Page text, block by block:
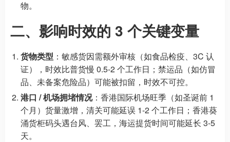
物。
二、影响时效的 3 个关键变量
货物类型 ：敏感货因需额外审核（如食品检疫、3C 认
证），时效比普货慢 0.5-2 个工作日；禁运品（如仿冒
品、未备案危险品）可能被扣留，时效不可控。
港口 / 机场拥堵情况：香港国际机场旺季（如圣诞前 1
个月）货量激增，清关可能延误 1-2 个工作日；香港葵
涌货柜码头遇台风、罢工，海运提货时间可能延长 3-5
天。